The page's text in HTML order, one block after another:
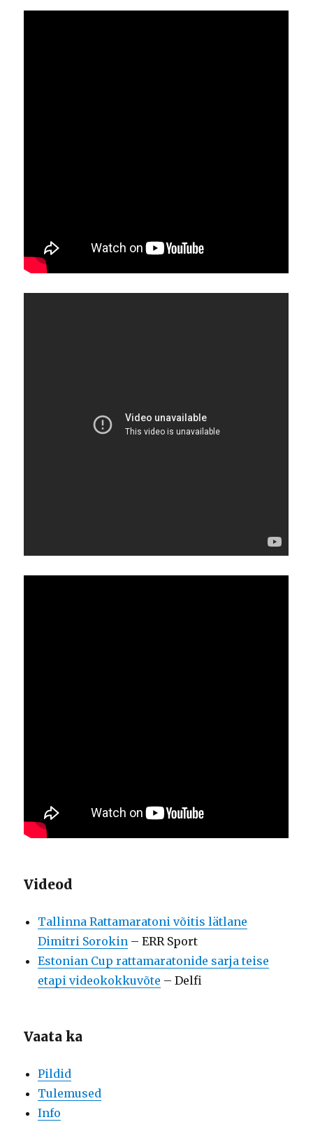
Videod
Tallinna Rattamaratoni võitis lätlane
Dimitri Sorokin – ERR Sport
Estonian Cup rattamaratonide sarja teise
etapi videokokkuvõte – Delfi
Vaata ka
Pildid
Tulemused
Info